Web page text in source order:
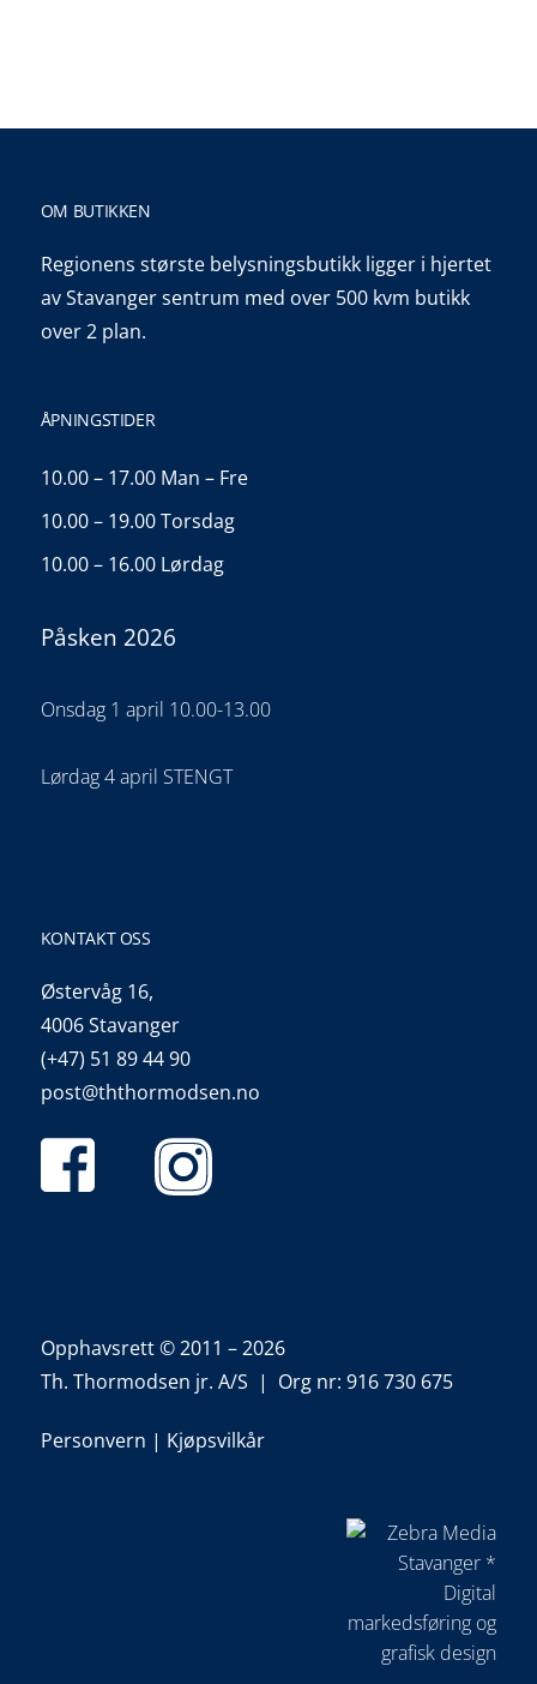
OM BUTIKKEN
Regionens største belysningsbutikk ligger i hjertet
av Stavanger sentrum med over 500 kvm butikk
over 2 plan.
ÅPNINGSTIDER
10.00 – 17.00 Man – Fre
10.00 – 19.00 Torsdag
10.00 – 16.00 Lørdag
Påsken 2026
Onsdag 1 april 10.00-13.00
Lørdag 4 april STENGT
KONTAKT OSS
Østervåg 16,
4006 Stavanger
(+47) 51 89 44 90
post@ththormodsen.no
Opphavsrett © 2011 – 2026
Th. Thormodsen jr. A/S | Org nr: 916 730 675
Personvern | Kjøpsvilkår